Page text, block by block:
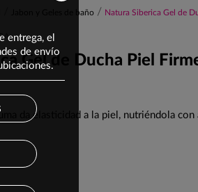
Jabon y Geles de baño Natura Siberica Gel de
Gel de Ducha Piel
da elasticidad a la piel, nutriéndola
entrega, el
de envío